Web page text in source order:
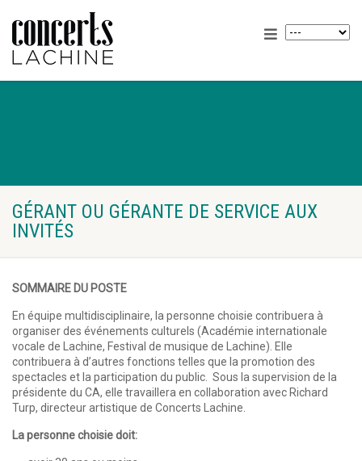
GÉRANT OU GÉRANTE DE SERVICE AUX
INVITÉS
SOMMAIRE DU POSTE
En équipe multidisciplinaire, la personne choisie contribuera à
organiser des événements culturels (Académie internationale
vocale de Lachine, Festival de musique de Lachine). Elle
contribuera à d’autres fonctions telles que la promotion des
spectacles et la participation du public. Sous la supervision de la
présidente du CA, elle travaillera en collaboration avec Richard
Turp, directeur artistique de Concerts Lachine.
La personne choisie doit: